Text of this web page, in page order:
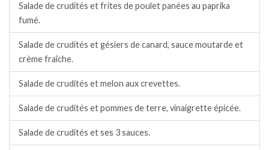
Salade de crudités et frites de poulet panées au paprika
fumé.
Salade de crudités et gésiers de canard, sauce moutarde et
crème fraîche.
Salade de crudités et melon aux crevettes.
Salade de crudités et pommes de terre, vinaigrette épicée.
Salade de crudités et ses 3 sauces.